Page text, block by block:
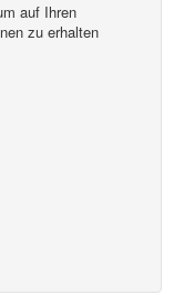
auf Ihren
zu erhalten